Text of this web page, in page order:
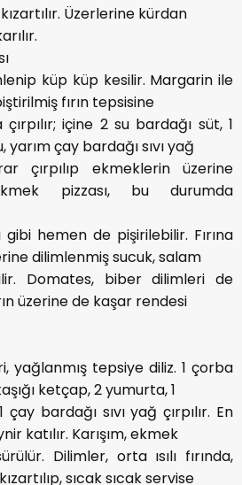
Üzerlerine kürdan
küp küp kesilir. Margarin ile
fırın tepsisine
içine 2 su bardağı süt, 1
çay bardağı sıvı yağ
çırpılıp ekmeklerin üzerine
pizzası, bu durumda
hemen de pişirilebilir. Fırına
dilimlenmiş sucuk, salam
Domates, biber dilimleri de
üzerine de kaşar rendesi
yağlanmış tepsiye diliz. 1 çorba
ketçap, 2 yumurta, 1
bardağı sıvı yağ çırpılır. En
katılır. Karışım, ekmek
Dilimler, orta ısılı fırında,
sıcak sıcak servise